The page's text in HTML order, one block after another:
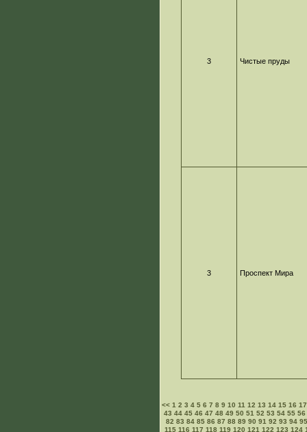
3 Чистые пруды
3 Проспект Мира
<<1 2 3 4 5 6 7 8 9 10 11 12 13 14 15 16 17
43 44 45 46 47 48 49 50 51 52 53 54 55 56
82 83 84 85 86 87 88 89 90 91 92 93 94 95
115 116 117 118 119 120 121 122 123 124